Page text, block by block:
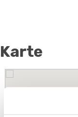
Karte